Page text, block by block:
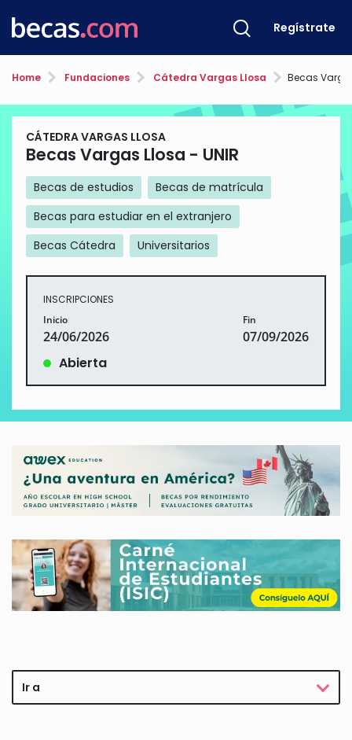
Regístrate
Home Fundaciones Cátedra Vargas Llosa Becas
CÁTEDRA VARGAS LLOSA
Becas Vargas Llosa - UNIR
Becas de estudios
Becas de matrícula
Becas para estudiar en el extranjero
Becas Cátedra
Universitarios
INSCRIPCIONES
Inicio
24/06/2026
Fin
07/09/2026
Abierta
Ir a